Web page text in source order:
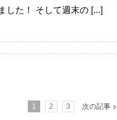
した！ そして週末の [...]
1 2 3 次の記事